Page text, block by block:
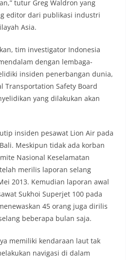
tutur Greg Waldron yang
editor dari publikasi industri
Asia.
tim investigator Indonesia
dengan lembaga-
insiden penerbangan dunia,
Transportation Safety Board
yang dilakukan akan
insiden pesawat Lion Air pada
Meskipun tidak ada korban
Nasional Keselamatan
merilis laporan selang
2013. Kemudian laporan awal
Sukhoi Superjet 100 pada
45 orang juga dirilis
beberapa bulan saja.
memiliki kendaraan laut tak
navigasi di dalam